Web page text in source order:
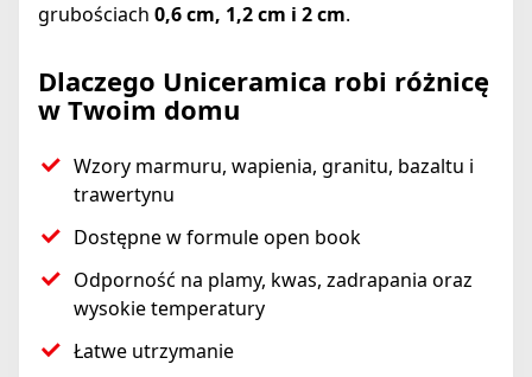
grubościach 0,6 cm, 1,2 cm i 2 cm.
Dlaczego Uniceramica robi różnicę
w Twoim domu
Wzory marmuru, wapienia, granitu, bazaltu i
trawertynu
Dostępne w formule open book
Odporność na plamy, kwas, zadrapania oraz
wysokie temperatury
Łatwe utrzymanie